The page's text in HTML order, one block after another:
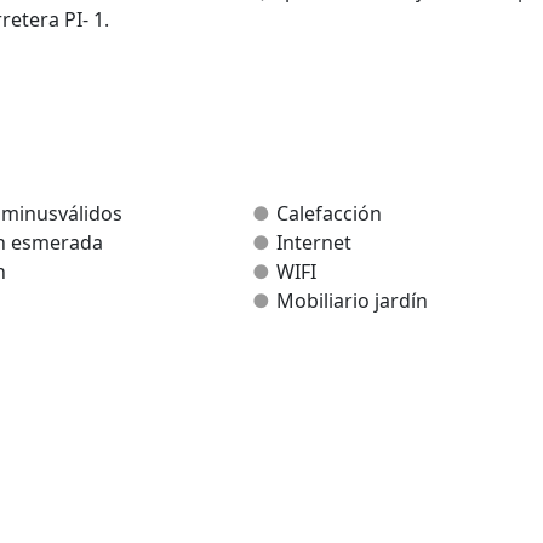
PI- 1.
además estar rodeadas de paisaje natural.
Calefacción
esmerada
Internet
WIFI
Mobiliario jardín